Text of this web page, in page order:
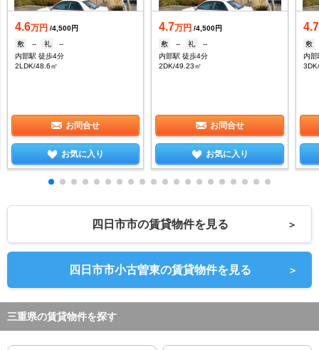
4.6万円 /4,500円
敷
-- 礼
--
内部駅 徒歩4分
2LDK/48.6㎡
お問合せ
お気に入り
4.7万円 /4,500円
敷
-- 礼
--
内部駅 徒歩4分
2DK/49.23㎡
お問合せ
お気に入り
4.7
敷
内部
四日市市の賃貸物件を見る ＞
四日市市小古曽東の賃貸物件を見る ＞
三重県の賃貸物件を探す